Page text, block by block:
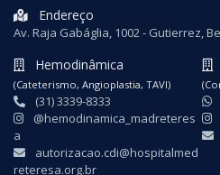
Endereço
Av. Raja Gabáglia, 1002 - Gutierrez,
Hemodinâmica
(Cateterismo, Angioplastia, TAVI)
(31) 3339-8333
@hemodinamica_madreteres
a
autorizacao.cdi@hospitalmed
reteresa.org.br